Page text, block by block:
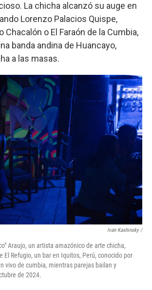
La chicha alcanzó su auge en
Lorenzo Palacios Quispe,
o El Faraón de la Cumbia,
banda andina de Huancayo,
a las masas.
Ivan Kashinsky/
Araujo, un artista amazónico de arte chicha,
El Refugio, un bar en Iquitos, Perú, conocido por
vivo de cumbia, mientras parejas bailan y
de 2024.